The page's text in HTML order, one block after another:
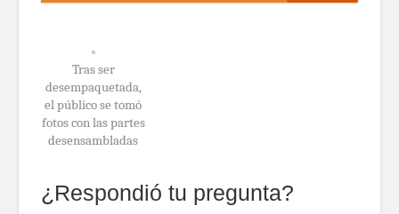
Tras ser
desempaquetada,
el público se tomó
fotos con las partes
desensambladas
¿Respondió tu pregunta?